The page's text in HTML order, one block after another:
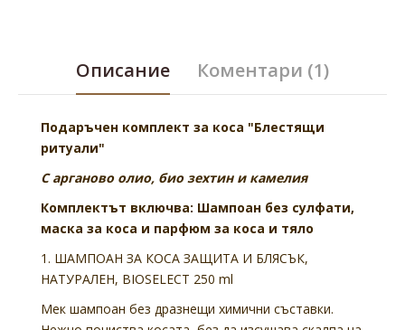
Описание Коментари (1)
Подаръчен комплект за коса "Блестящи
ритуали"
С арганово олио, био зехтин и камелия
Комплектът включва: Шампоан без сулфати,
маска за коса и парфюм за коса и тяло
1. ШАМПОАН ЗА КОСА ЗАЩИТА И БЛЯСЪК,
НАТУРАЛЕН, BIOSELECT 250 ml
Мек шампоан без дразнещи химични съставки.